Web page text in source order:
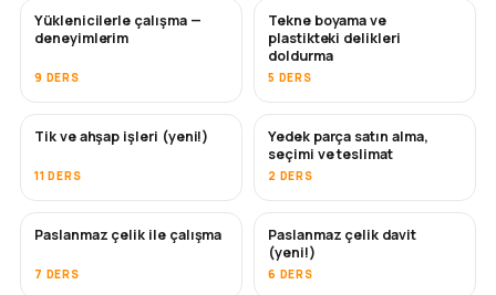
YAKINDA
Yüklenicilerle çalışma —
deneyimlerim
9 DERS
YAKINDA
Tekne boyama ve
plastikteki delikleri
doldurma
5 DERS
Tik ve ahşap işleri (yeni!)
11 DERS
YAKINDA
Yedek parça satın alma,
seçimi ve teslimat
2 DERS
YAKINDA
Paslanmaz çelik ile çalışma
7 DERS
Paslanmaz çelik davit
(yeni!)
6 DERS